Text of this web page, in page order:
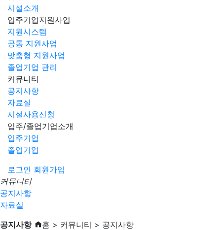
시설소개
입주기업지원사업
지원시스템
공통 지원사업
맞춤형 지원사업
졸업기업 관리
커뮤니티
공지사항
자료실
시설사용신청
입주/졸업기업소개
입주기업
졸업기업
로그인 회원가입
커뮤니티
공지사항
자료실
공지사항
홈 > 커뮤니티 > 공지사항